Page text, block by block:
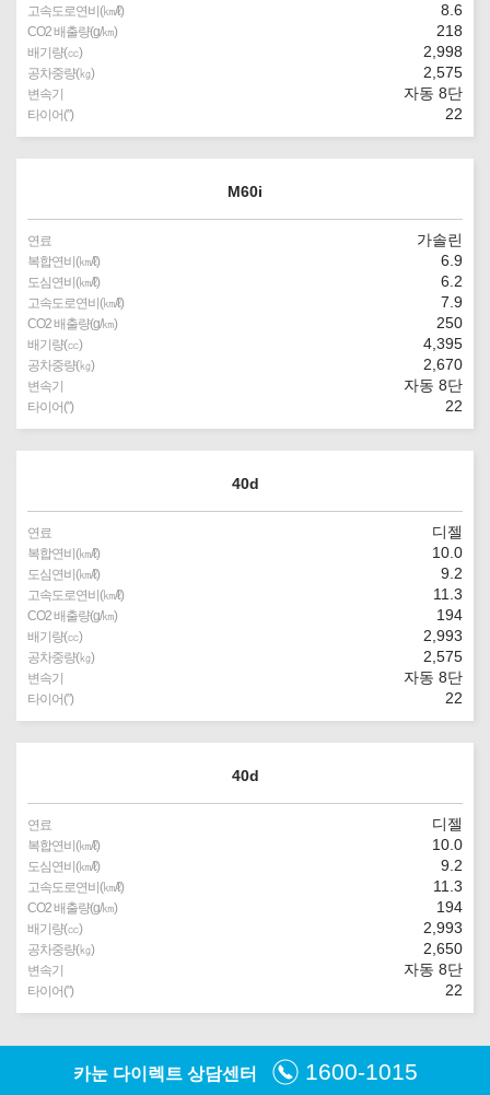
고속도로연비(㎞/ℓ) 8.6
CO2 배출량(g/㎞) 218
배기량(㏄) 2,998
공차중량(㎏) 2,575
변속기 자동 8단
타이어(″) 22
M60i
연료 가솔린
복합연비(㎞/ℓ) 6.9
도심연비(㎞/ℓ) 6.2
고속도로연비(㎞/ℓ) 7.9
CO2 배출량(g/㎞) 250
배기량(㏄) 4,395
공차중량(㎏) 2,670
변속기 자동 8단
타이어(″) 22
40d
연료 디젤
복합연비(㎞/ℓ) 10.0
도심연비(㎞/ℓ) 9.2
고속도로연비(㎞/ℓ) 11.3
CO2 배출량(g/㎞) 194
배기량(㏄) 2,993
공차중량(㎏) 2,575
변속기 자동 8단
타이어(″) 22
40d
연료 디젤
복합연비(㎞/ℓ) 10.0
도심연비(㎞/ℓ) 9.2
고속도로연비(㎞/ℓ) 11.3
CO2 배출량(g/㎞) 194
배기량(㏄) 2,993
공차중량(㎏) 2,650
변속기 자동 8단
타이어(″) 22
카눈 다이렉트 상담센터 1600-1015